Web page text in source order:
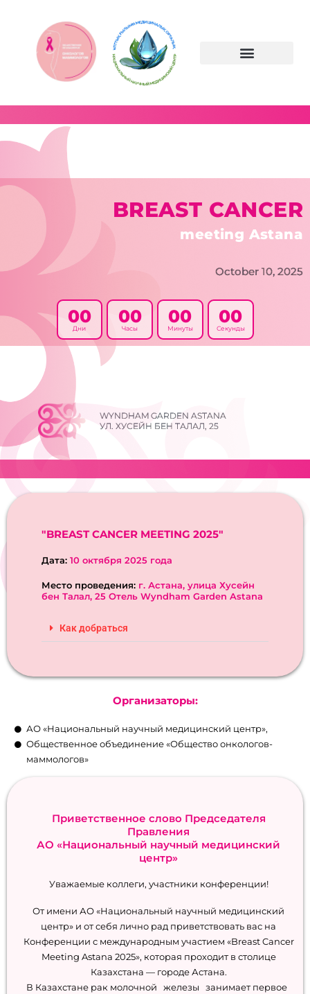
содержимому
BREAST CANCER
meeting Astana
October 10, 2025
00
Дни
00
Часы
00
Минуты
00
Секунды
WYNDHAM GARDEN ASTANA
УЛ. ХУСЕЙН БЕН ТАЛАЛ, 25
"BREAST CANCER MEETING 2025"
Дата: 10 октября 2025 года
Место проведения: г. Астана, улица Хусейн
бен Талал, 25 Отель Wyndham Garden Astana
Как добраться
Организаторы:
АО «Национальный научный медицинский центр»,
Общественное объединение «Общество онкологов-
маммологов»
Приветственное слово Председателя
Правления
АО «Национальный научный медицинский
центр»
Уважаемые коллеги, участники конференции!
От имени АО «Национальный научный медицинский
центр» и от себя лично рад приветствовать вас на
Конференции с международным участием «Breast Cancer
Meeting Astana 2025», которая проходит в столице
Казахстана — городе Астана.
В Казахстане рак молочной железы занимает первое